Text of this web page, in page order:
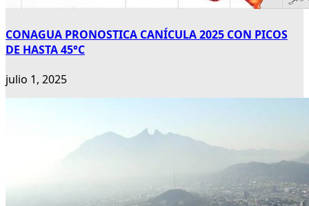
CONAGUA PRONOSTICA CANÍCULA 2025 CON PICOS
DE HASTA 45°C
julio 1, 2025